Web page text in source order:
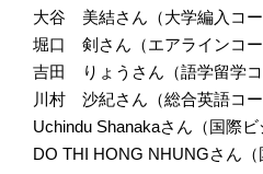
大谷 美結さん（大学編入コー
堀口 剣さん（エアラインコー
吉田 りょうさん（語学留学コ
川村 沙紀さん（総合英語コー
Uchindu Shanakaさん（国際ビ
DO THI HONG NHUNGさん（